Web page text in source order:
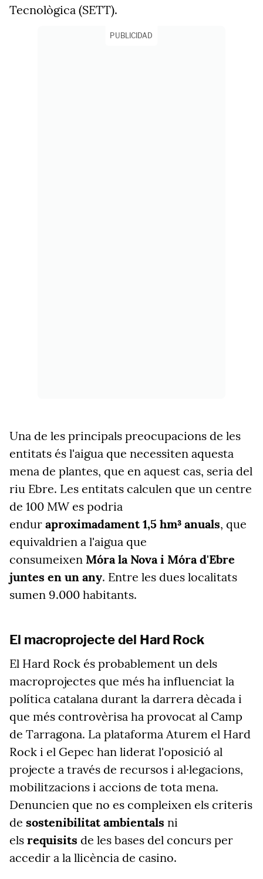
Tecnològica (SETT).
PUBLICIDAD
Una de les principals preocupacions de les
entitats és l'aigua que necessiten aquesta
mena de plantes, que en aquest cas, seria del
riu Ebre. Les entitats calculen que un centre
de 100 MW es podria
endur aproximadament 1,5 hm³ anuals, que
equivaldrien a l'aigua que
consumeixen Móra la Nova i Móra d'Ebre
juntes en un any. Entre les dues localitats
sumen 9.000 habitants.
El macroprojecte del Hard Rock
El Hard Rock és probablement un dels
macroprojectes que més ha influenciat la
política catalana durant la darrera dècada i
que més controvèrisa ha provocat al Camp
de Tarragona. La plataforma Aturem el Hard
Rock i el Gepec han liderat l'oposició al
projecte a través de recursos i al·legacions,
mobilitzacions i accions de tota mena.
Denuncien que no es compleixen els criteris
de sostenibilitat ambientals ni
els requisits de les bases del concurs per
accedir a la llicència de casino.